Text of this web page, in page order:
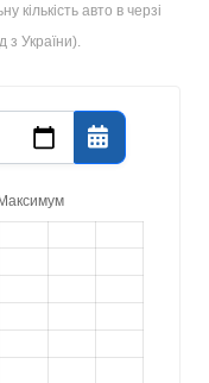
кількість авто в черзі
з України).